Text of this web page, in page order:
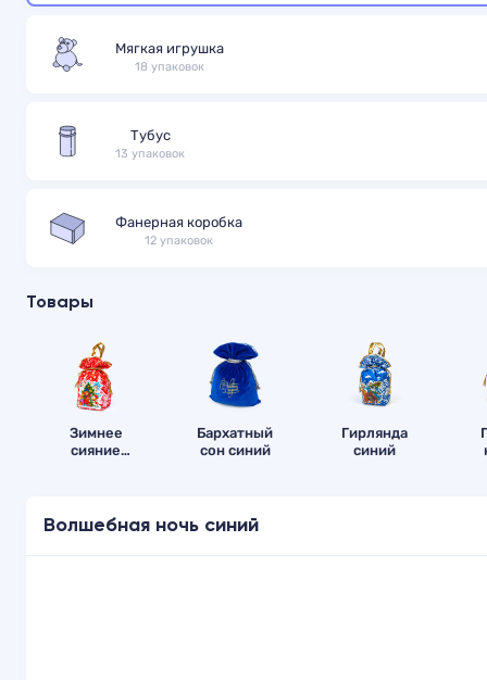
Мягкая игрушка
18 упаковок
Тубус
13 упаковок
Фанерная коробка
12 упаковок
Товары
Зимнее
сияние
Бархатный
сон синий
Гирлянда
синий
Волшебная ночь синий